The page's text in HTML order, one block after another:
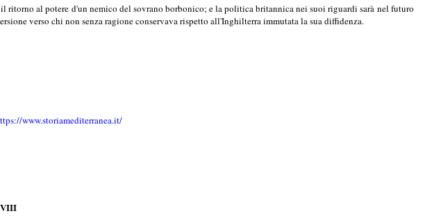
al potere d'un nemico del sovrano borbonico; e la politica britannica nei suoi riguardi sarà nel futuro
verso chi non senza ragione conservava rispetto all'Inghilterra immutata la sua diffidenza.
www.storiamediterranea.it/